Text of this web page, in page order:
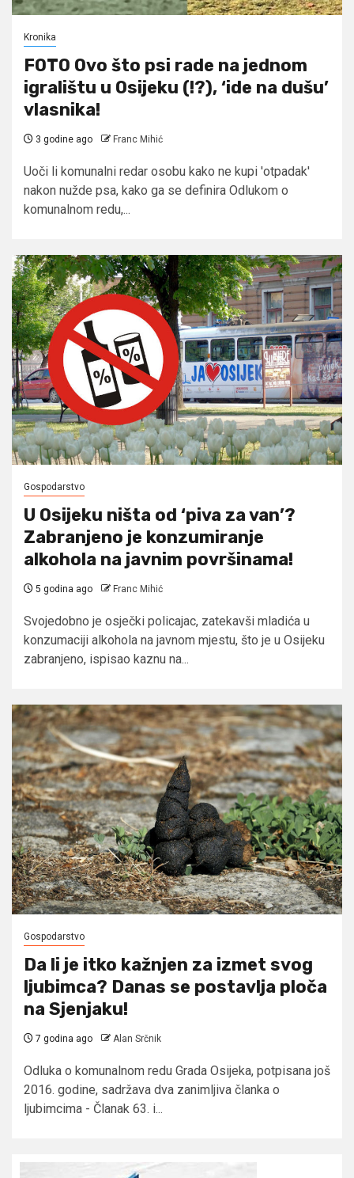
Kronika
FOTO Ovo što psi rade na jednom
igralištu u Osijeku (!?), ‘ide na dušu’
vlasnika!
3 godine ago Franc Mihić
Uoči li komunalni redar osobu kako ne kupi 'otpadak'
nakon nužde psa, kako ga se definira Odlukom o
komunalnom redu,...
Gospodarstvo
U Osijeku ništa od ‘piva za van’?
Zabranjeno je konzumiranje
alkohola na javnim površinama!
5 godina ago Franc Mihić
Svojedobno je osječki policajac, zatekavši mladića u
konzumaciji alkohola na javnom mjestu, što je u Osijeku
zabranjeno, ispisao kaznu na...
Gospodarstvo
Da li je itko kažnjen za izmet svog
ljubimca? Danas se postavlja ploča
na Sjenjaku!
7 godina ago Alan Srčnik
Odluka o komunalnom redu Grada Osijeka, potpisana još
2016. godine, sadržava dva zanimljiva članka o
ljubimcima - Članak 63. i...